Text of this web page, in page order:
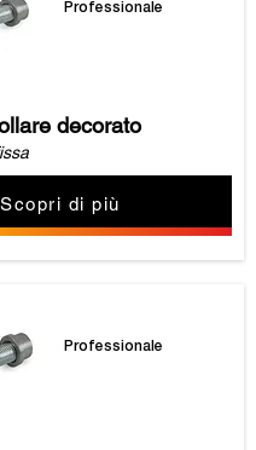
Professionale
decorato
Scopri di più
Professionale